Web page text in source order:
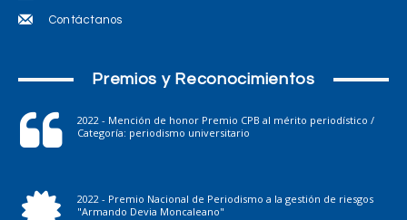
Contáctanos
Premios y Reconocimientos
2022 - Mención de honor Premio CPB al mérito periodístico /
Categoría: periodismo universitario
2022 - Premio Nacional de Periodismo a la gestión de riesgos
"Armando Devia Moncaleano"